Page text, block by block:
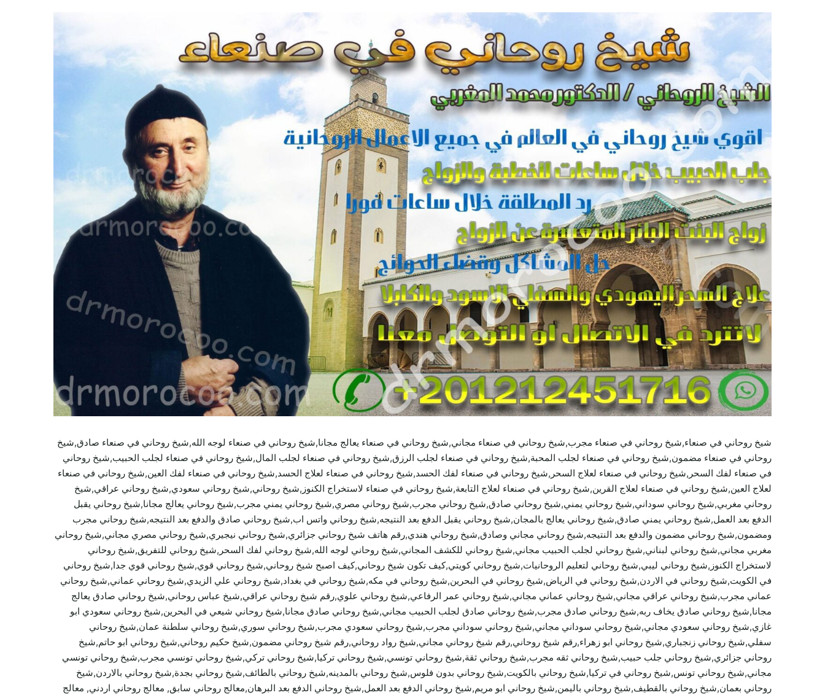
شيخ روحاني في صنعاء,شيخ روحاني في صنعاء مجرب,شيخ روحاني في صنعاء مجاني,شيخ روحاني في صنعاء يعالج مجانا,شيخ روحاني في صنعاء لوجه الله,شيخ روحاني في صنعاء صادق,شيخ
روحاني في صنعاء مضمون,شيخ روحاني في صنعاء لجلب المحبة,شيخ روحاني في صنعاء لجلب الرزق,شيخ روحاني في صنعاء لجلب المال,شيخ روحاني في صنعاء لجلب الحبيب,شيخ روحاني
في صنعاء لفك السحر,شيخ روحاني في صنعاء لعلاج السحر,شيخ روحاني في صنعاء لفك الحسد,شيخ روحاني في صنعاء لعلاج الحسد,شيخ روحاني في صنعاء لفك العين,شيخ روحاني في صنعاء
لعلاج العين,شيخ روحاني في صنعاء لعلاج القرين,شيخ روحاني في صنعاء لعلاج التابعة,شيخ روحاني في صنعاء لاستخراج الكنوز,شيخ روحاني,شيخ روحاني سعودي,شيخ روحاني عراقي,شيخ
روحاني مغربي,شيخ روحاني سوداني,شيخ روحاني يمني,شيخ روحاني صادق,شيخ روحاني مجرب,شيخ روحاني مصري,شيخ روحاني يمني مجرب,شيخ روحاني يعالج مجانا,شيخ روحاني يقبل
الدفع بعد العمل,شيخ روحاني يمني صادق,شيخ روحاني يعالج بالمجان,شيخ روحاني يقبل الدفع بعد النتيجه,شيخ روحاني واتس اب,شيخ روحاني صادق والدفع بعد النتيجه,شيخ روحاني مجرب
ومضمون,شيخ روحاني مضمون والدفع بعد النتيجه,شيخ روحاني مجاني وصادق,شيخ روحاني هندي,رقم هاتف شيخ روحاني جزائري,شيخ روحاني نيجيري,شيخ روحاني مصري مجاني,شيخ روحاني
مغربي مجاني,شيخ روحاني لبناني,شيخ روحاني لجلب الحبيب مجاني,شيخ روحاني للكشف المجاني,شيخ روحاني لوجه الله,شيخ روحاني لفك السحر,شيخ روحاني للتفريق,شيخ روحاني
لاستخراج الكنوز,شيخ روحاني ليبي,شيخ روحاني لتعليم الروحانيات,شيخ روحاني كويتي,كيف تكون شيخ روحاني,كيف اصبح شيخ روحاني,شيخ روحاني قوي,شيخ روحاني قوي جدا,شيخ روحاني
في الكويت,شيخ روحاني في الاردن,شيخ روحاني في الرياض,شيخ روحاني في البحرين,شيخ روحاني في مكه,شيخ روحاني في بغداد,شيخ روحاني علي الزيدي,شيخ روحاني عماني,شيخ روحاني
عماني مجرب,شيخ روحاني عراقي مجاني,شيخ روحاني عماني مجاني,شيخ روحاني عمر الرفاعي,شيخ روحاني علوي,رقم شيخ روحاني عراقي,شيخ عباس روحاني,شيخ روحاني صادق يعالج
مجانا,شيخ روحاني صادق يخاف ربه,شيخ روحاني صادق مجرب,شيخ روحاني صادق لجلب الحبيب مجاني,شيخ روحاني صادق مجانا,شيخ روحاني شيعي في البحرين,شيخ روحاني سعودي ابو
غازي,شيخ روحاني سعودي مجاني,شيخ روحاني سوداني مجاني,شيخ روحاني سوداني مجرب,شيخ روحاني سعودي مجرب,شيخ روحاني سوري,شيخ روحاني سلطنة عمان,شيخ روحاني
سفلي,شيخ روحاني زنجباري,شيخ روحاني ابو زهراء,رقم شيخ روحاني,رقم شيخ روحاني مجاني,شيخ رواد روحاني,رقم شيخ روحاني مضمون,شيخ حكيم روحاني,شيخ روحاني ابو حاتم,شيخ
روحاني جزائري,شيخ روحاني جلب حبيب,شيخ روحاني ثقه مجرب,شيخ روحاني ثقة,شيخ روحاني تونسي,شيخ روحاني تركيا,شيخ روحاني تركي,شيخ روحاني تونسي مجرب,شيخ روحاني تونسي
مجاني,شيخ روحاني تونس,شيخ روحاني في تركيا,شيخ روحاني بالكويت,شيخ روحاني بدون فلوس,شيخ روحاني بالمدينه,شيخ روحاني بالطائف,شيخ روحاني بجدة,شيخ روحاني بالاردن,شيخ
روحاني بعمان,شيخ روحاني بالقطيف,شيخ روحاني باليمن,شيخ روحاني ابو مريم,شيخ روحاني الدفع بعد العمل,شيخ روحاني الدفع بعد البرهان,معالج روحاني سابق, معالج روحاني اردني, معالج